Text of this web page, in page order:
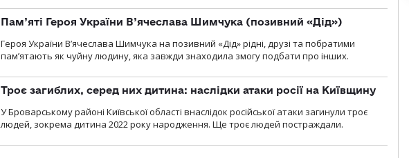
Пам’яті Героя України В’ячеслава Шимчука (позивний «Дід»)
Героя України В’ячеслава Шимчука на позивний «Дід» рідні, друзі та побратими
пам’ятають як чуйну людину, яка завжди знаходила змогу подбати про інших.
Троє загиблих, серед них дитина: наслідки атаки росії на Київщину
У Броварському районі Київської області внаслідок російської атаки загинули троє
людей, зокрема дитина 2022 року народження. Ще троє людей постраждали.